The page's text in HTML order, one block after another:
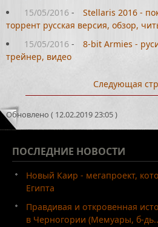
15/05/2016 -
Stellaris 2016 -
торрент русская версия, обзор,
15/05/2016 -
8-bit Armies -
трейнер, видео
Следующая
Обновлено ( 12.02.2019 23:05 )
ПОСЛЕДНИЕ НОВОСТИ
Новый Каир - мегапроект,
Египта
Правдивая и откровенная
в Черногории (Мемуары, б-